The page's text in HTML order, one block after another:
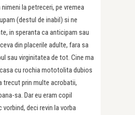
la petreceri, pe vremea
(destul de inabil) si ne
in speranta ca anticipam sau
din placerile adulte, fara sa
sau virginitatea de tot. Cine ma
cu rochia mototolita dubios
trecut prin multe acrobatii,
sa. Dar eu eram copil
deci revin la vorba